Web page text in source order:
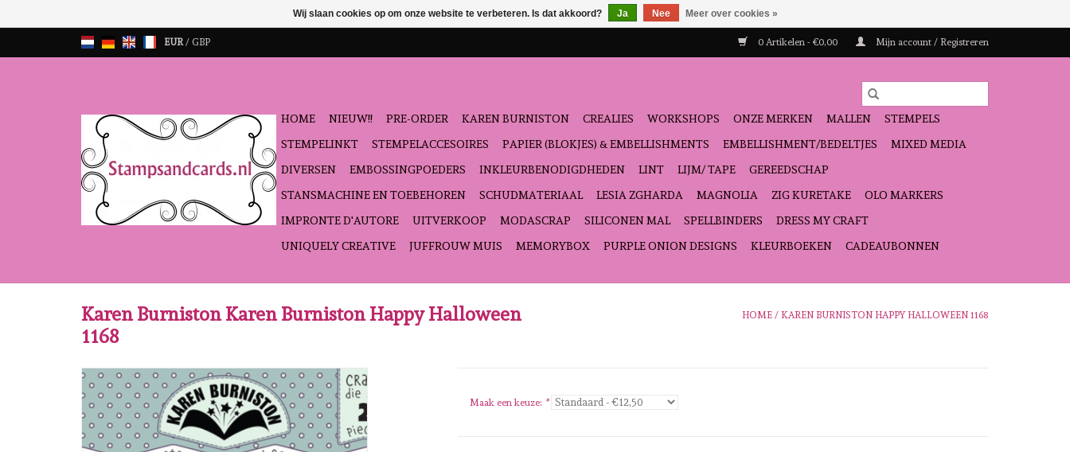
EUR/ GBP 0 Artikelen - €0,00 Mijn account / Registreren
HOME NIEUW!! PRE-ORDER KAREN BURNISTON CREALIES WORKSHOPS ONZE MERKEN MALLEN
STEMPELS
STEMPELINKT
STEMPELACCESOIRES PAPIER (BLOKJES) & EMBELLISHMENTS EMBELLISHMENT/BEDELTJES
MIXED MEDIA
DIVERSEN
EMBOSSINGPOEDERS INKLEURBENODIGDHEDEN LINT LIJM/ TAPE
GEREEDSCHAP
STANSMACHINE EN TOEBEHOREN
SCHUDMATERIAAL LESIA ZGHARDA MAGNOLIA ZIG KURETAKE
OLO MARKERS
IMPRONTE D'AUTORE
UITVERKOOP MODASCRAP SILICONEN MAL SPELLBINDERS
DRESS MY CRAFT
UNIQUELY CREATIVE
JUFFROUW MUIS MEMORYBOX PURPLE ONION DESIGNS KLEURBOEKEN CADEAUBONNEN
Karen Burniston Karen Burniston Happy Halloween
1168
HOME / KAREN BURNISTON HAPPY HALLOWEEN 1168
Maak een keuze: *
Wij slaan cookies op om onze website te verbeteren. Is dat akkoord? Ja Nee Meer over cookies »